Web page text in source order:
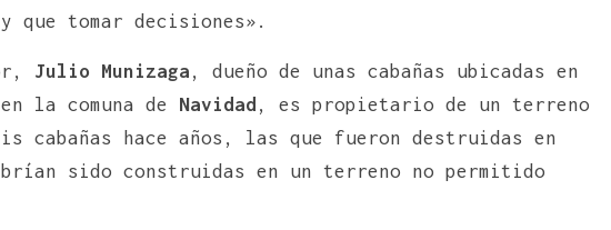
que tomar decisiones».
Julio Munizaga , dueño de unas cabañas ubicadas en
la comuna de Navidad , es propietario de un terreno
cabañas hace años, las que fueron destruidas en
sido construidas en un terreno no permitido